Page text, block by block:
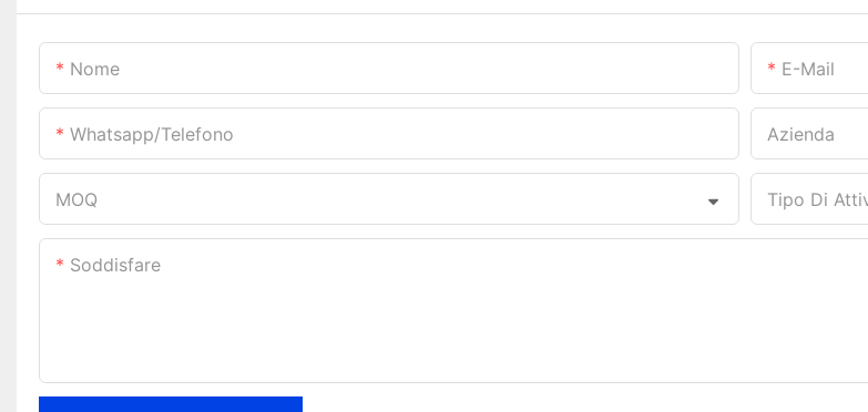
Nome E-Mail
Whatsapp/telefono Azienda
MOQ Tipo Di
Soddisfare